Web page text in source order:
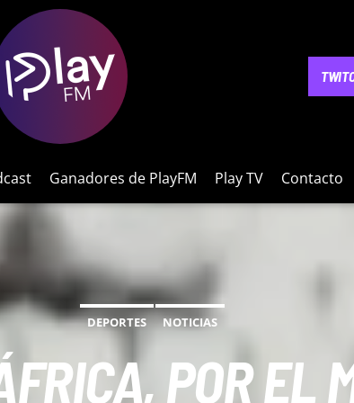
Ganadores de PlayFM Play TV Contacto
DEPORTES NOTICIAS
POR